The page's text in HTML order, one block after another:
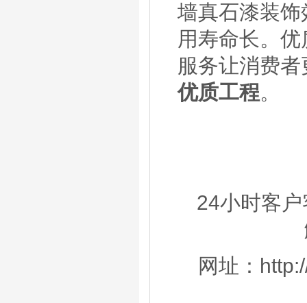
墙真石漆装
用寿命长。
服务让消费
优质工程。
24小时客
网址：